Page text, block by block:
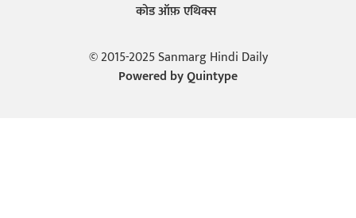
कोड ऑफ़ एथिक्स
© 2015-2025 Sanmarg Hindi Daily
Powered byQuintype